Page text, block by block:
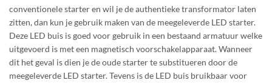
conventionele starter en wil je de authentieke transformator laten
zitten, dan kun je gebruik maken van de meegeleverde LED starter.
Deze LED buis is goed voor gebruik in een bestaand armatuur welke
uitgevoerd is met een magnetisch voorschakelapparaat. Wanneer
dit het geval is dien je de oude starter te substitueren door de
meegeleverde LED starter. Tevens is de LED buis bruikbaar voor